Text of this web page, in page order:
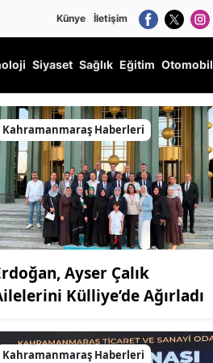
Künye İletişim
Siyaset Sağlık Eğitim Otomobil
Kahramanmaraş Haberleri
Ayser Çalık
Külliye’de Ağırladı
Kahramanmaraş Haberleri